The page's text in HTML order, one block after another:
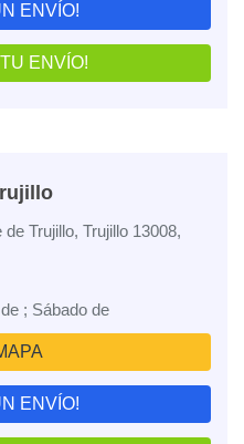
ENVÍO!
ENVÍO!
Trujillo, Trujillo 13008,
; Sábado de
ENVÍO!